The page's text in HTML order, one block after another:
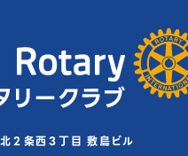
条西３丁目 敷島ビル